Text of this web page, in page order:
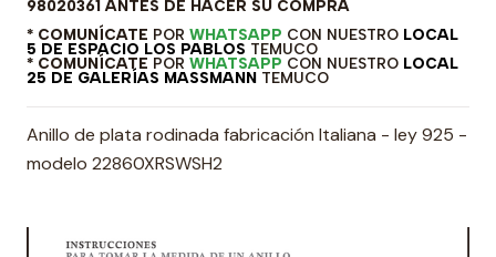
98020361 ANTES DE HACER SU COMPRA
* COMUNÍCATE POR WHATSAPP CON NUESTRO LOCAL
5 DE ESPACIO LOS PABLOS TEMUCO
* COMUNÍCATE POR WHATSAPP CON NUESTRO LOCAL
25 DE GALERÍAS MASSMANN TEMUCO
Anillo de plata rodinada fabricación Italiana - ley 925 -
modelo 22860XRSWSH2